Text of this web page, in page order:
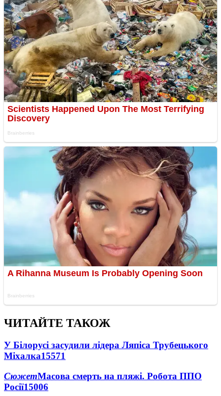
ЧИТАЙТЕ ТАКОЖ
У Білорусі засудили лідера Ляпіса Трубецького
Міхалка15571
СюжетМасова смерть на пляжі. Робота ППО
Росії15006